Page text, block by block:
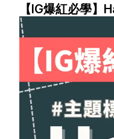
【IG爆紅必學